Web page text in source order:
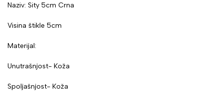
Naziv: Sity 5cm Crna
Visina štikle 5cm
Materijal:
Unutrašnjost- Koža
Spoljašnjost- Koža